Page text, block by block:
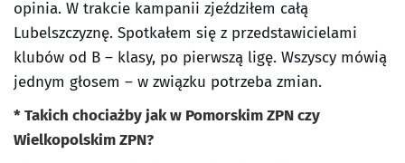
opinia. W trakcie kampanii zjeździłem całą
Lubelszczyznę. Spotkałem się z przedstawicielami
klubów od B – klasy, po pierwszą ligę. Wszyscy mówią
jednym głosem – w związku potrzeba zmian.
* Takich chociażby jak w Pomorskim ZPN czy
Wielkopolskim ZPN?